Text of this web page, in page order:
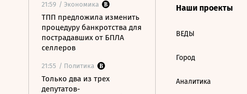
21:59 / Экономика
ТПП предложила изменить
процедуру банкротства для
пострадавших от БПЛА
селлеров
21:55 / Политика
Только два из трех
депутатов-
Наши проекты
ВЕДЫ
Город
Аналитика